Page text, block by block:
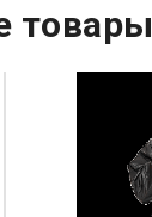
товары